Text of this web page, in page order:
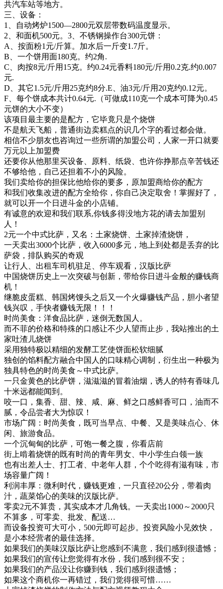
共汽车站等地方。
三、设备：
1、自动烤炉1500—2800元双层带数码温度显示。
2、和面机500元。3、不锈钢操作台300元饼：
A、按面粉1元/斤算。加水后一斤变1.7斤。
B、一个饼用面180克。约2角.
C、肉按8元/斤用15克。约0.24元香料180元/斤用0.2克.约0.007
元.
D、其它1.5元/斤用25克约8分.E、油3元/斤用20克约0.12元。
F、每个饼成本共计0.64元.（可做成110克一个成本可降为0.45
元饼的大小不变）
该项目最主要的是配方，它毕竟只是个烧饼
不是航天飞船，普通街边卖糕点的识几个字的看过都会做。
相信不少朋友也咨询过一些所谓的加盟公司，人家一开口就要
万元以上加盟费
还要你从他那里买设备、原料、纸袋、也许你挣那点辛苦钱还
不够给他，自己还担着不小的风险。
我们卖给你的担保比他给你的要多，原加盟商给你的配方
和我们收集改进的配方全给你，你自己决定取舍！掌握好了，
就可以开一个日进斗金的小店铺。
有诚意的欢迎和我们联系,你钱多得没地方花的请去加盟别
人！
2元一个中式比萨，又名：土家烧饼、土家掉渣烧饼，
一天卖出3000个比萨，收入6000多元，地上到处都是丢弃的比
萨袋，排队购买的奇观
让行人、出租车司机驻足、停车观看，汉版比萨
中国烧饼历史上一次突破与创新，带给你日进斗金般的赚钱商
机！
继脆皮蛋糕、韩国烤馒头之后又一个火爆赚钱产品，胆小者望
钱兴叹，手快者赚钱无限！！！
时尚美食：洋食品比萨，迷倒无数国人。
而不菲的价格和特殊的口感让不少人望而止步，我站推出的土
家吐渣儿烧饼
采用独特极以精细的发酵工艺使饼面松软细腻
独创的馅料配方融合中国人的口味精心调制，衍生出一种极为
独具特色的时尚美食～中式比萨。
一只金黄色的比萨饼，滋滋滋的冒着油烟，诱人的特有香味几
十米远都能闻到。
咬一口，集香、甜、辣、咸、麻、鲜之口感鲜香可口，油而不
腻，令品尝者大为惊叹！
市场广阔：时尚美食，既可当早点、中餐、又是美味点心、休
闲、旅游食品。
一个沉甸甸的比萨，可饱一餐之腹，你看店前
街上啃着烧饼的既有时尚的青年男女、中小学生白领一族
也有出差人士、打工者、中老年人群，个个吃得有滋有味，市
场容量广阔！
利润丰厚：微利时代，赚钱更难，一只直径20公分，带着肉
汁，蔬菜馅心的美味的汉版比萨。
零卖2元不算贵，其实成本才几角钱。一天卖出1000～2000只
不算多，可零卖、批发、配送…
而设备投资可大可小，500元即可起步。投资风险小见效快，
是小本经营者的最佳选择。
如果我们的美味汉版比萨让您感到不满意，我们感到很遗憾；
如果我们的宣传让您觉得有水份，我们感到很不安；
如果我们的产品没让你赚到钱，我们感到很遗憾；
如果这个商机你一再错过，我们觉得很可惜……